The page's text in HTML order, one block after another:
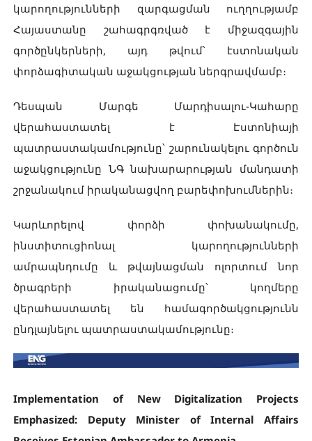
կարողությունների զարգացման ուղղությամբ
Հայաստանը շահագրգռված է միջազգային
գործընկերների, այդ թվում՝ էստոնական
փորձագիտական աջակցության ներգրավմամբ։
Դեսպան Մարգե Մարդիսալու-Կահարը
վերահաստատել է Էստոնիայի
պատրաստակամությունը՝ շարունակելու գործուն
աջակցությունը ՆԳ նախարարության մանդատի
շրջանակում իրականացվող բարեփոխումներին։
Կարևորելով փորձի փոխանակումը,
ինստիտուցիոնալ կարողությունների
ամրապնդումը և թվայնացման ոլորտում նոր
ծրագրերի իրականացումը՝ կողմերը
վերահաստատել են համագործակցությունն
ընդլայնելու պատրաստակամությունը։
Implementation of New Digitalization Projects
Emphasized: Deputy Minister of Internal Affairs